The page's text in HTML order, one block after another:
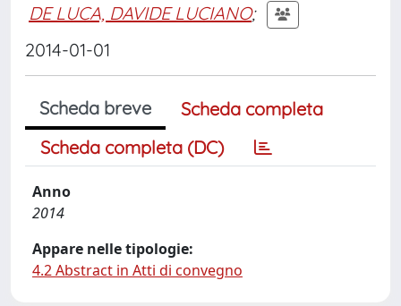
DE LUCA, DAVIDE LUCIANO;
2014-01-01
Scheda breve
Scheda completa
Scheda completa (DC)
Anno
2014
Appare nelle tipologie:
4.2 Abstract in Atti di convegno